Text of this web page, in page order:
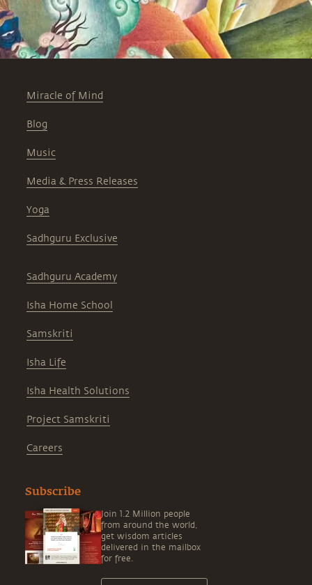
Miracle of Mind
Blog
Music
Media & Press Releases
Yoga
Sadhguru Exclusive
Sadhguru Academy
Isha Home School
Samskriti
Isha Life
Isha Health Solutions
Project Samskriti
Careers
Subscribe
Join 1.2 Million people
from around the world,
get wisdom articles
delivered in the mailbox
for free.